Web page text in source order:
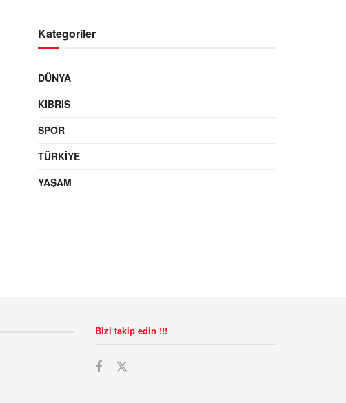
Kategoriler
DÜNYA
KIBRIS
SPOR
TÜRKIYE
YAŞAM